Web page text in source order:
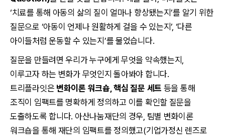
‘치료를 통해 아동의 삶의 질이 얼마나 향상됐는지’를 알기 위한
질문으로 ‘아동이 언제나 원활하게 걸을 수 있는지’, ‘다른
아이들처럼 운동할 수 있는지’를 물었습니다.
질문을 만들려면 우리가 누구에게 무엇을 약속했는지,
이루고자 하는 변화가 무엇인지 돌아봐야 합니다.
트리플라잇은 변화이론 워크숍, 핵심 질문 세트 등을 통해
조직이 임팩트를 명확하게 정의하고 이를 확인할 질문을
도출하도록 합니다. 아산나눔재단의 경우, 팀별 변화이론
워크숍을 통해 재단의 임팩트를 정의했고(기업가정신 렌즈로